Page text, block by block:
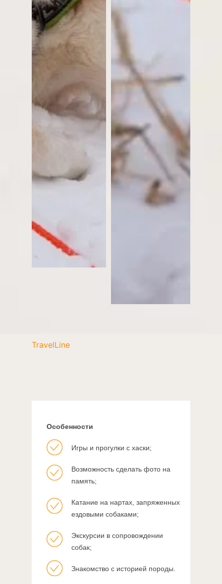
TravelLine
Особенности
Игры и прогулки с хаски;
Возможность сделать фото на
память;
Катание на нартах, запряженных
ездовыми собаками;
Экскурсии в сопровождении
собак;
Знакомство с историей породы.